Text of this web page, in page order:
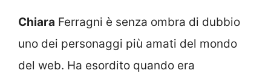
Chiara Ferragni è senza ombra di dubbio
uno dei personaggi più amati del mondo
del web. Ha esordito quando era